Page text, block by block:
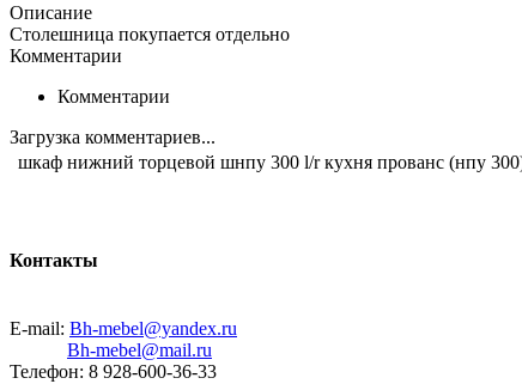
Описание
Столешница покупается отдельно
Комментарии
Комментарии
Загрузка комментариев...
шкаф нижний торцевой шнпу 300 l/r кухня прованс (нпу
Контакты
E-mail: Bh-mebel@yandex.ru
Bh-mebel@mail.ru
Телефон: 8 928-600-36-33